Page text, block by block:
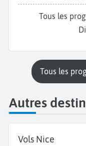
Tous les programmes des vols Eurowings
Tous les
Autres
Vols Nice